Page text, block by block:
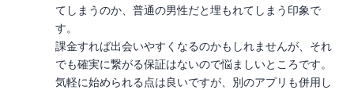
てしまうのか、普通の男性だと埋もれてしまう印象で
す。
課金すれば出会いやすくなるのかもしれませんが、それ
でも確実に繋がる保証はないので悩ましいところです。
気軽に始められる点は良いですが、別のアプリも併用し